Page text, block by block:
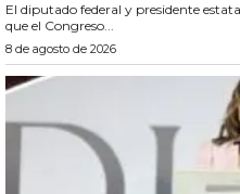
El diputado federal y presidente
que el Congreso...
8 de agosto de 2026